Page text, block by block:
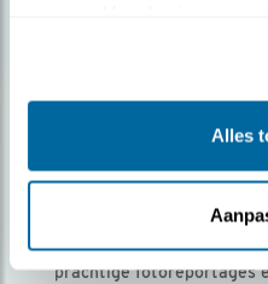
Alles
Ontvang 5 x Vogels
Vogels is het tijdschrift
prachtige fotoreportages